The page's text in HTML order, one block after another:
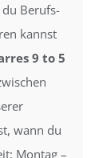
Berufs-
kannst
9 to 5
wann du
Montag –